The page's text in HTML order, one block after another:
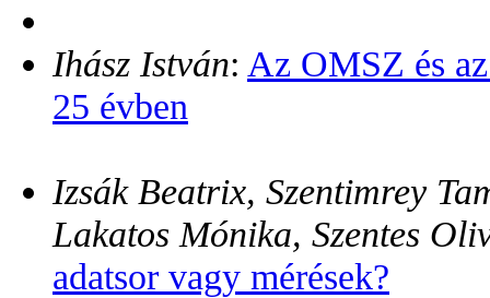
Ihász István: Az OMSZ és
25 évben
Izsák Beatrix, Szentimrey
Lakatos Mónika, Szentes
adatsor vagy mérések?